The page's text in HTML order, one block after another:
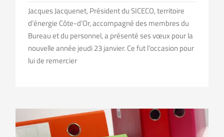
Jacques Jacquenet, Président du SICECO, territoire
d’énergie Côte-d’Or, accompagné des membres du
Bureau et du personnel, a présenté ses vœux pour la
nouvelle année jeudi 23 janvier. Ce fut l’occasion pour
lui de remercier